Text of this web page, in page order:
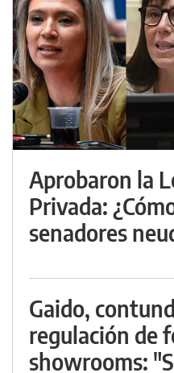
Aprobaron la
Privada:
senadores
Gaido,
regulación de
showrooms: